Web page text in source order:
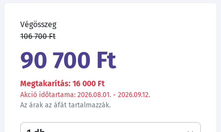
Végösszeg
106 700 Ft
90 700 Ft
Megtakarítás: 16 000 Ft
Akció időtartama: 2026.08.01. - 2026.09.12.
Az árak az áfát tartalmazzák.